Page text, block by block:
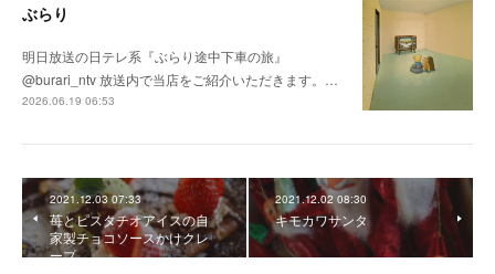
ぶらり
明日放送の日テレ系『ぶらり途中下車の旅』
@burari_ntv 放送内で当店をご紹介いただきます。…
2026.06.19 06:53
2021.12.03 07:33
苺とピスタチオアイスの自
家製チョコソースかけクレ
ープ
2021.12.02 08:30
キモカワサンタ